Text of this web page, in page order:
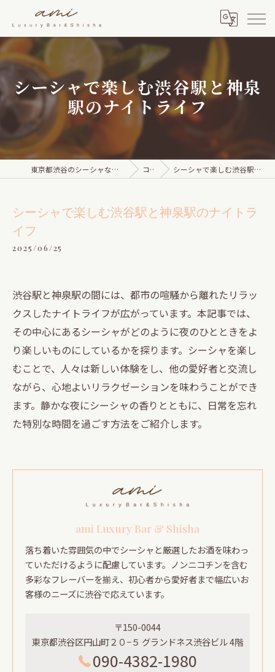
シーシャで楽しむ渋谷駅と神泉
駅のナイトライフ
東京都渋谷のシーシャならami Luxury Bar & Shisha コラム シーシャで楽しむ渋谷駅と神泉駅のナイトライフ
シーシャで楽しむ渋谷駅と神泉駅のナイトラ
イフ
2025/06/25
渋谷駅と神泉駅の間には、都市の喧騒から離れたリラッ
クスしたナイトライフが広がっています。本記事では、
その中心にあるシーシャがどのように夜のひとときをよ
り楽しいものにしているかを探ります。シーシャを楽し
むことで、人々は新しい体験をし、他の愛好者と交流し
ながら、心地よいリラクゼーションを味わうことができ
ます。静かな夜にシーシャの香りとともに、日常を忘れ
た特別な時間を過ごす方法をご紹介します。
ami Luxury Bar & Shisha
落ち着いた雰囲気の中でシーシャと厳選したお酒を味わっ
ていただけるように配慮しています。ノンニコチンを含む
多彩なフレーバーを揃え、初心者から愛好者まで幅広いお
客様のニーズに渋谷で応えています。
〒150-0044
東京都渋谷区円山町２０−５ グランドネス渋谷ビル 4階
090-4382-1980